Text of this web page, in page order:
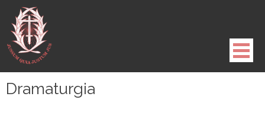
para
conteúdo
Dramaturgia